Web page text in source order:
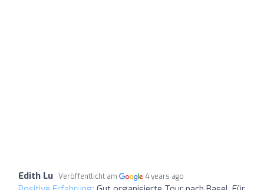
Edith Lu Veröffentlicht am 4 years ago